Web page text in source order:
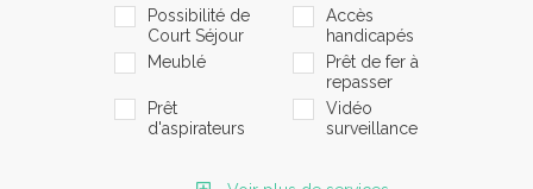
Possibilité de
Court Séjour
Accès
handicapés
Meublé
Prêt de fer à
repasser
Prêt
d'aspirateurs
Vidéo
surveillance